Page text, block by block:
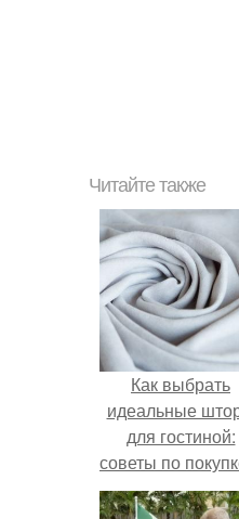
Читайте также
Как выбрать
идеальные
для гостиной:
советы по
интернет-